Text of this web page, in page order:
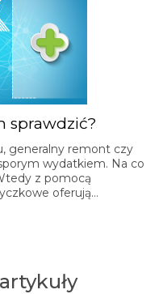
sprawdzić?
generalny remont czy
wydatkiem. Na co
z pomocą
oferują…